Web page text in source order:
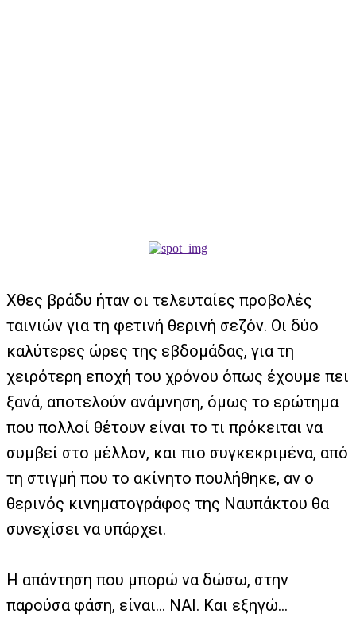
Χθες βράδυ ήταν οι τελευταίες προβολές
ταινιών για τη φετινή θερινή σεζόν. Οι δύο
καλύτερες ώρες της εβδομάδας, για τη
χειρότερη εποχή του χρόνου όπως έχουμε πει
ξανά, αποτελούν ανάμνηση, όμως το ερώτημα
που πολλοί θέτουν είναι το τι πρόκειται να
συμβεί στο μέλλον, και πιο συγκεκριμένα, από
τη στιγμή που το ακίνητο πουλήθηκε, αν ο
θερινός κινηματογράφος της Ναυπάκτου θα
συνεχίσει να υπάρχει.
Η απάντηση που μπορώ να δώσω, στην
παρούσα φάση, είναι… ΝΑΙ. Και εξηγώ…